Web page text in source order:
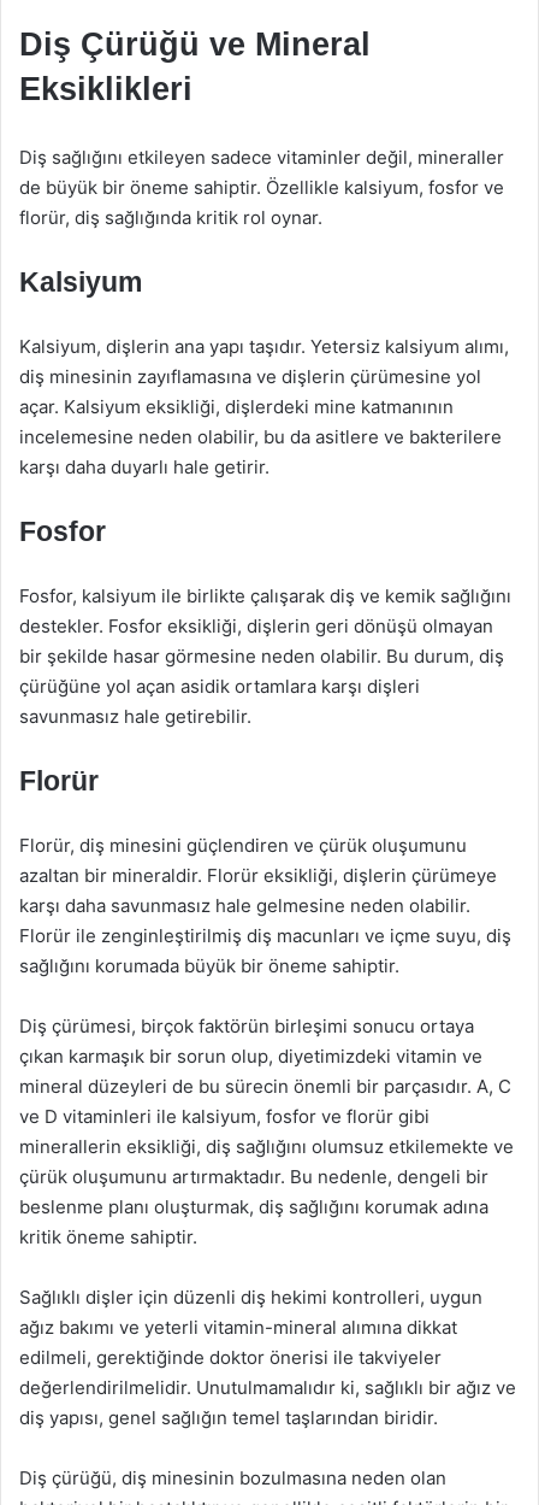
Diş Çürüğü ve Mineral
Eksiklikleri
Diş sağlığını etkileyen sadece vitaminler değil, mineraller
de büyük bir öneme sahiptir. Özellikle kalsiyum, fosfor ve
florür, diş sağlığında kritik rol oynar.
Kalsiyum
Kalsiyum, dişlerin ana yapı taşıdır. Yetersiz kalsiyum alımı,
diş minesinin zayıflamasına ve dişlerin çürümesine yol
açar. Kalsiyum eksikliği, dişlerdeki mine katmanının
incelemesine neden olabilir, bu da asitlere ve bakterilere
karşı daha duyarlı hale getirir.
Fosfor
Fosfor, kalsiyum ile birlikte çalışarak diş ve kemik sağlığını
destekler. Fosfor eksikliği, dişlerin geri dönüşü olmayan
bir şekilde hasar görmesine neden olabilir. Bu durum, diş
çürüğüne yol açan asidik ortamlara karşı dişleri
savunmasız hale getirebilir.
Florür
Florür, diş minesini güçlendiren ve çürük oluşumunu
azaltan bir mineraldir. Florür eksikliği, dişlerin çürümeye
karşı daha savunmasız hale gelmesine neden olabilir.
Florür ile zenginleştirilmiş diş macunları ve içme suyu, diş
sağlığını korumada büyük bir öneme sahiptir.
Diş çürümesi, birçok faktörün birleşimi sonucu ortaya
çıkan karmaşık bir sorun olup, diyetimizdeki vitamin ve
mineral düzeyleri de bu sürecin önemli bir parçasıdır. A, C
ve D vitaminleri ile kalsiyum, fosfor ve florür gibi
minerallerin eksikliği, diş sağlığını olumsuz etkilemekte ve
çürük oluşumunu artırmaktadır. Bu nedenle, dengeli bir
beslenme planı oluşturmak, diş sağlığını korumak adına
kritik öneme sahiptir.
Sağlıklı dişler için düzenli diş hekimi kontrolleri, uygun
ağız bakımı ve yeterli vitamin-mineral alımına dikkat
edilmeli, gerektiğinde doktor önerisi ile takviyeler
değerlendirilmelidir. Unutulmamalıdır ki, sağlıklı bir ağız ve
diş yapısı, genel sağlığın temel taşlarından biridir.
Diş çürüğü, diş minesinin bozulmasına neden olan